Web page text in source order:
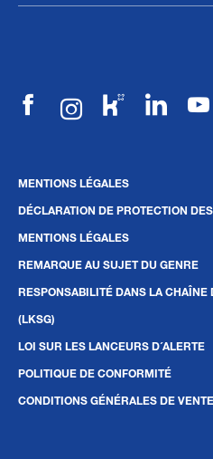
MENTIONS LÉGALES
DÉCLARATION DE PROTECTION
MENTIONS LÉGALES
REMARQUE AU SUJET DU GENRE
RESPONSABILITÉ DANS LA
(LKSG)
LOI SUR LES LANCEURS D´ALERTE
POLITIQUE DE CONFORMITÉ
CONDITIONS GÉNÉRALES DE VENTE